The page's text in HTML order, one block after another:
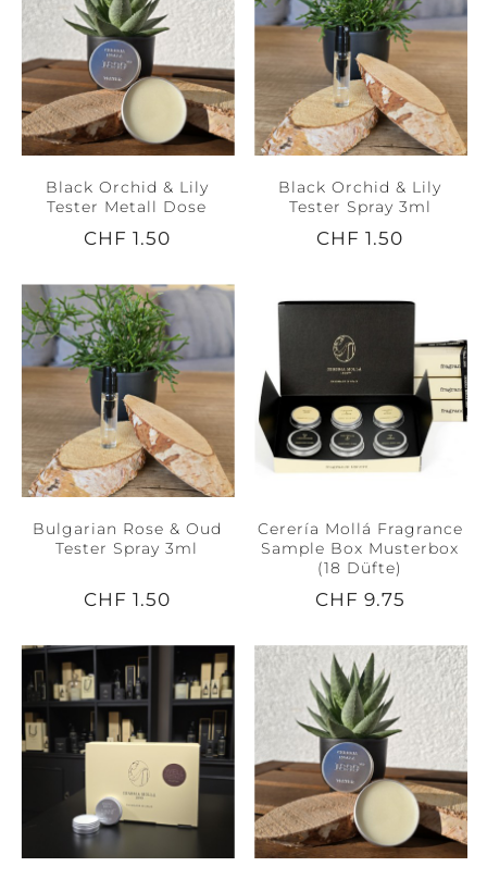
Black Orchid & Lily
Tester Metall Dose
CHF 1.50
Black Orchid & Lily
Tester Spray 3ml
CHF 1.50
Bulgarian Rose & Oud
Tester Spray 3ml
CHF 1.50
Cerería Mollá Fragrance
Sample Box Musterbox
(18 Düfte)
CHF 9.75